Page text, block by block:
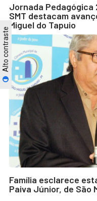
Alto contraste
Jornada Pedagógica
SMT destacam
Miguel do Tapuio
Família esclarece
Paiva Júnior, de São